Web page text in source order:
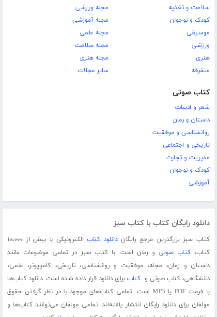
سلامت و تغذیه
کودک و نوجوان
موسیقی
ورزشی
هنری
متفرقه
مجله ورزشی
مجله آموزشی
مجله علمی
مجله سلامت
مجله هنری
سایر مجلات
کتاب صوتی
شعر و ادبیات
داستان و رمان
روانشناسی و موفقیت
تاریخی و اجتماعی
مدیریت و تجارت
کودک و نوجوان
آموزشی
دانلود رایگان کتاب با کتاب سبز
کتاب سبز بزرگترین مرجع رایگاندانلود کتاب
الکترونیکی با بیش از ۱۰،۰۰۰
کتاب،کتاب صوتی و رمان است. با کتاب سبز در تمامی موضوعات مانند
داستان و رمان، مجله، موفقیت و روانشناسی، تاریخی، کامپیوتر، علمی،
دانشگاهی، کتاب صوتی و...کتاب برای دانلود قرار داده شده است. دانلود کتاب‌ها
با فرمت PDF یا MP3 است. تمامی کتاب‌های موجود با در نظر گرفتن حقوق
مولفان برای دانلود رایگان انتشار یافته‌اند. تمامی مولفان می‌توانند کتاب‌ها و